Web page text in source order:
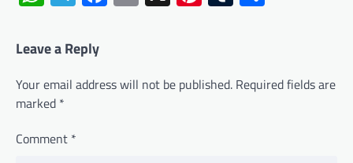
Leave a Reply
Your email address will not be published. Required fields are
marked *
Comment *